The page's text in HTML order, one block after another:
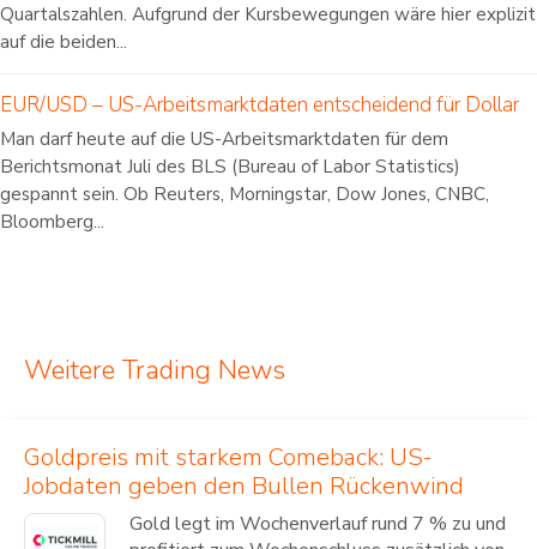
Quartalszahlen. Aufgrund der Kursbewegungen wäre hier explizit
auf die beiden...
EUR/USD – US-Arbeitsmarktdaten entscheidend für Dollar
Man darf heute auf die US-Arbeitsmarktdaten für dem
Berichtsmonat Juli des BLS (Bureau of Labor Statistics)
gespannt sein. Ob Reuters, Morningstar, Dow Jones, CNBC,
Bloomberg...
Weitere Trading News
Goldpreis mit starkem Comeback: US-
Jobdaten geben den Bullen Rückenwind
Gold legt im Wochenverlauf rund 7 % zu und